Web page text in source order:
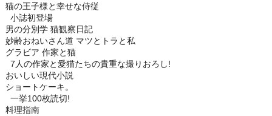
猫の王子様と幸せな侍従
小誌初登場
男の分別学 猫観察日記
妙齢おねいさん道 マツとトラと私
グラビア 作家と猫
7人の作家と愛猫たちの貴重な撮りおろし!
おいしい現代小説
ショートケーキ。
一挙100枚読切!
料理指南